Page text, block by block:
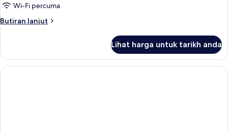
Wi-Fi percuma
Butiran lanjut
Butiran
Lihat harga untuk tarikh anda